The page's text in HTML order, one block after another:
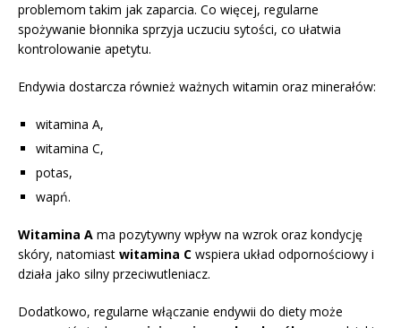
problemom takim jak zaparcia. Co więcej, regularne
spożywanie błonnika sprzyja uczuciu sytości, co ułatwia
kontrolowanie apetytu.
Endywia dostarcza również ważnych witamin oraz minerałów:
witamina A,
witamina C,
potas,
wapń.
Witamina A ma pozytywny wpływ na wzrok oraz kondycję
skóry, natomiast witamina C wspiera układ odpornościowy i
działa jako silny przeciwutleniacz.
Dodatkowo, regularne włączanie endywii do diety może